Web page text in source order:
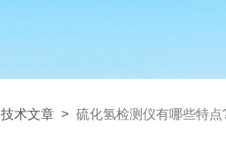
技术文章 > 硫化氢检测仪有哪些特